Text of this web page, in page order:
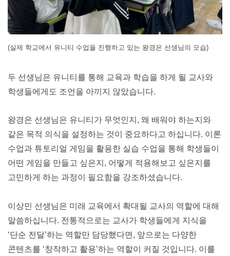
(실제 학교에서 유니티 수업을 진행하고 있는 왕경은 선생님의 모습)
두 선생님은 유니티를 통해 교육과 학습을 하게 될 교사와
학생들에게도 조언을 아끼지 않았습니다.
왕경은 선생님은 유니티가 무엇인지, 왜 배워야 하는지와
같은 목적 의식을 설정하는 것이 중요하다고 하십니다. 이론
수업과 튜토리얼 게임을 활용한 실습 수업을 통해 학생들이
어떤 게임을 만들고 싶은지, 어떻게 적용해보고 싶은지를
고민하게 하는 과정이 필요함을 강조하셨습니다.
이상민 선생님은 미래 교육에서 확대될 교사의 역할에 대해
말씀하십니다. 전통적으로는 교사가 학생들에게 지식을
‘단순 전달’하는 역할만 담당했다면, 앞으로는 다양한
콘텐츠를 ‘창작하고 활용’하는 역할이 커질 것입니다. 이를